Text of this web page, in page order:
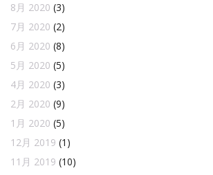
8月 2020 (3)
7月 2020 (2)
6月 2020 (8)
5月 2020 (5)
4月 2020 (3)
2月 2020 (9)
1月 2020 (5)
12月 2019 (1)
11月 2019 (10)